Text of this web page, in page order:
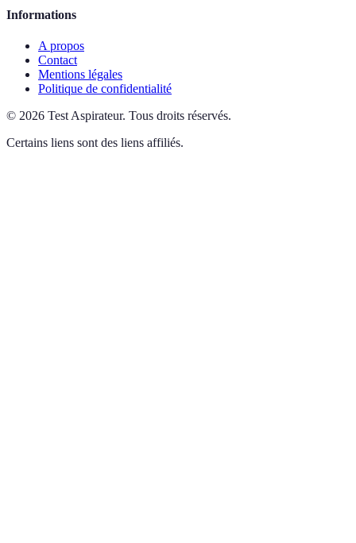
Informations
A propos
Contact
Mentions légales
Politique de confidentialité
© 2026 Test Aspirateur. Tous droits réservés.
Certains liens sont des liens affiliés.